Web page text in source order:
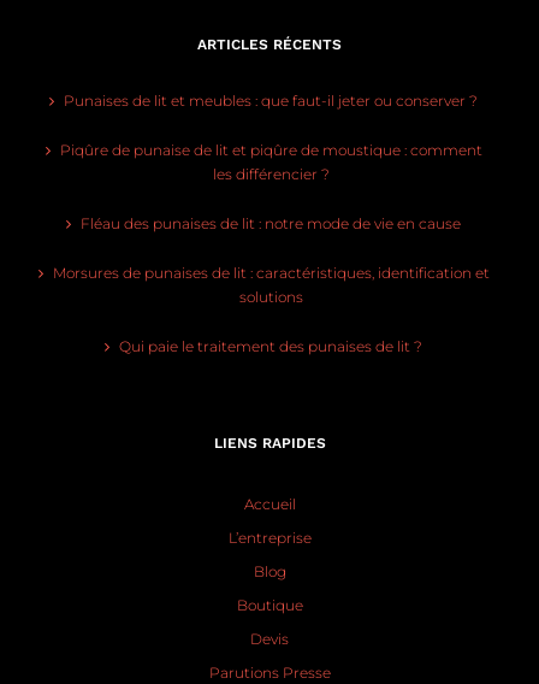
ARTICLES RÉCENTS
Punaises de lit et meubles : que faut-il jeter ou conserver ?
Piqûre de punaise de lit et piqûre de moustique : comment
les différencier ?
Fléau des punaises de lit : notre mode de vie en cause
Morsures de punaises de lit : caractéristiques, identification et
solutions
Qui paie le traitement des punaises de lit ?
LIENS RAPIDES
Accueil
L’entreprise
Blog
Boutique
Devis
Parutions Presse